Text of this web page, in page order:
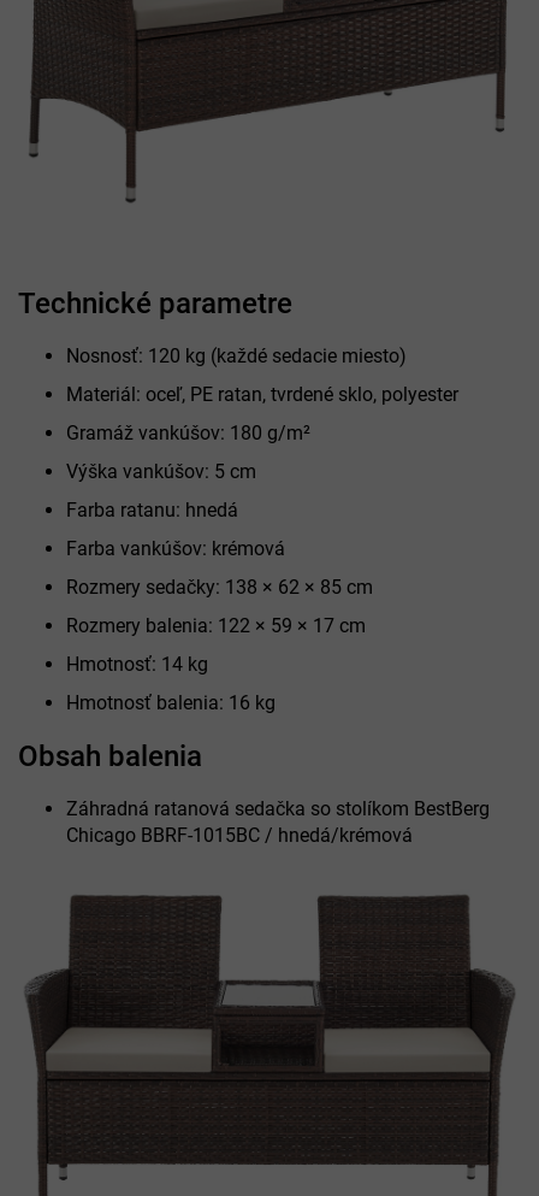
Technické parametre
Nosnosť: 120 kg (každé sedacie miesto)
Materiál: oceľ, PE ratan, tvrdené sklo, polyester
Gramáž vankúšov: 180 g/m²
Výška vankúšov: 5 cm
Farba ratanu: hnedá
Farba vankúšov: krémová
Rozmery sedačky: 138 × 62 × 85 cm
Rozmery balenia: 122 × 59 × 17 cm
Hmotnosť: 14 kg
Hmotnosť balenia: 16 kg
Obsah balenia
Záhradná ratanová sedačka so stolíkom BestBerg
Chicago BBRF-1015BC / hnedá/krémová